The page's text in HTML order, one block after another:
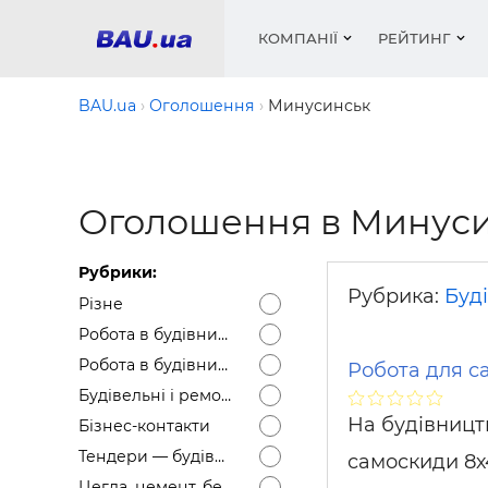
КОМПАНІЇ РЕЙТИНГ
Медіа
Вікна і
Сипучі
цемент
BAU.ua Оголошення Минусинськ
Оголошення в
Рубрики:
Різне
Робота в будівництві — Вакансії
Робота в будівництві — Резюме
Будівельні і ремонтні послуги
Бізнес-контакти
Тендери — будівельні
Рубрика:
Робота для
На
самоскиди